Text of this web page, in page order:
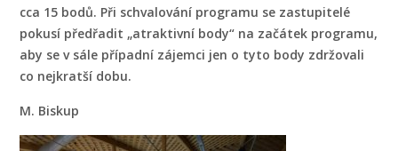
cca 15 bodů. Při schvalování programu se zastupitelé
pokusí předřadit „atraktivní body“ na začátek programu,
aby se v sále případní zájemci jen o tyto body zdržovali
co nejkratší dobu.
M. Biskup